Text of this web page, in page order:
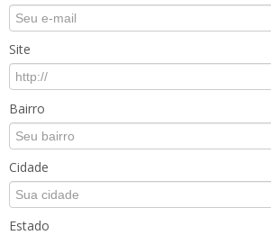
Site
Bairro
Cidade
Estado